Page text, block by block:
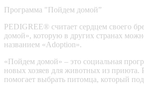
Программа "Пойдем домой”
PEDIGREE® считает сердцем своего
домой», которую в других странах
названием «Adoption».
«Пойдем домой» – это социальная
новых хозяев для животных из приюта.
помогает выбрать питомца, который